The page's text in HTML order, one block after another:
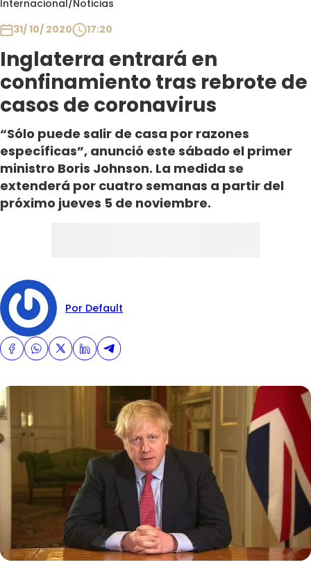
Internacional/Noticias
31/ 10/ 2020
17:20
Inglaterra entrará en
confinamiento tras rebrote de
casos de coronavirus
“Sólo puede salir de casa por razones
específicas”, anunció este sábado el primer
ministro Boris Johnson. La medida se
extenderá por cuatro semanas a partir del
próximo jueves 5 de noviembre.
Por Default
Club De La Comedia
Contigo en Directo
Plan Perfecto
El Tiempo
Sabingo
Todos Los Programas